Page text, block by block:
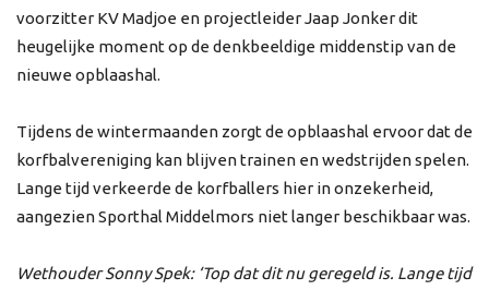
voorzitter KV Madjoe en projectleider Jaap Jonker dit
heugelijke moment op de denkbeeldige middenstip van de
nieuwe opblaashal.
Tijdens de wintermaanden zorgt de opblaashal ervoor dat de
korfbalvereniging kan blijven trainen en wedstrijden spelen.
Lange tijd verkeerde de korfballers hier in onzekerheid,
aangezien Sporthal Middelmors niet langer beschikbaar was.
Wethouder Sonny Spek: ‘Top dat dit nu geregeld is. Lange tijd